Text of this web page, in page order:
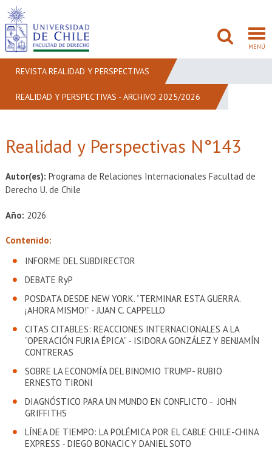
MENÚ
Académicos Estudiantes
Egresados Funcionarios
REVISTA REALIDAD Y PERSPECTIVAS
REALIDAD Y PERSPECTIVAS - ARCHIVO 2025/2026
Realidad y Perspectivas N°143
Autor(es): Programa de Relaciones Internacionales Facultad de
Derecho U. de Chile
Año: 2026
Contenido:
INFORME DEL SUBDIRECTOR
DEBATE RyP
POSDATA DESDE NEW YORK. “TERMINAR ESTA GUERRA.
¡AHORA MISMO!” - JUAN C. CAPPELLO
CITAS CITABLES: REACCIONES INTERNACIONALES A LA
“OPERACIÓN FURIA ÉPICA” - ISIDORA GONZÁLEZ Y BENJAMÍN
CONTRERAS
SOBRE LA ECONOMÍA DEL BINOMIO TRUMP- RUBIO
ERNESTO TIRONI
DIAGNÓSTICO PARA UN MUNDO EN CONFLICTO - JOHN
GRIFFITHS
LÍNEA DE TIEMPO: LA POLÉMICA POR EL CABLE CHILE-CHINA
EXPRESS - DIEGO BONACIC Y DANIEL SOTO